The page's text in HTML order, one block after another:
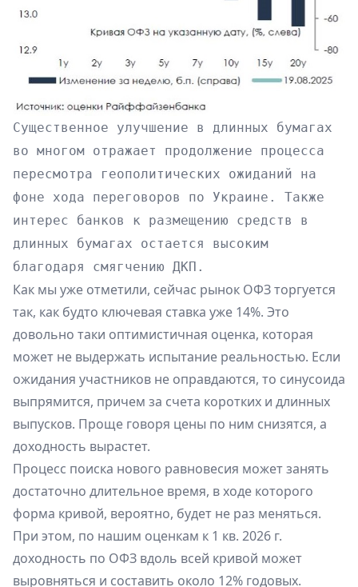
Существенное улучшение в длинных бумагах
во многом отражает продолжение процесса
пересмотра геополитических ожиданий на
фоне хода переговоров по Украине. Также
интерес банков к размещению средств в
длинных бумагах остается высоким
благодаря смягчению ДКП.
Как мы уже отметили, сейчас рынок ОФЗ торгуется
так, как будто ключевая ставка уже 14%. Это
довольно таки оптимистичная оценка, которая
может не выдержать испытание реальностью. Если
ожидания участников не оправдаются, то синусоида
выпрямится, причем за счета коротких и длинных
выпусков. Проще говоря цены по ним снизятся, а
доходность вырастет.
Процесс поиска нового равновесия может занять
достаточно длительное время, в ходе которого
форма кривой, вероятно, будет не раз меняться.
При этом, по нашим оценкам к 1 кв. 2026 г.
доходность по ОФЗ вдоль всей кривой может
выровняться и составить около 12% годовых.